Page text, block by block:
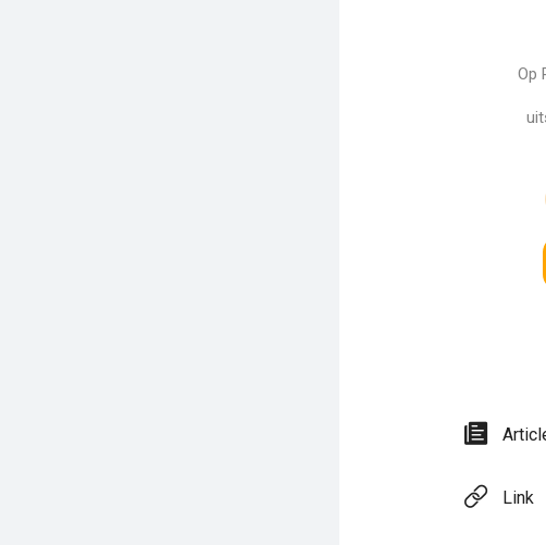
Op
Link